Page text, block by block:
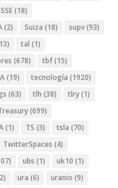
SSE(18)
(2) Suiza (18) supv(93)
tal (1)
(678) tbf(15)
(19) tecnología (1920)
(63) tlh (38) tlry(1)
(699)
(1) TS (3) tsla (70)
TwitterSpaces (4)
ubs (1) uk10 (1)
ura (6) uranio (9)